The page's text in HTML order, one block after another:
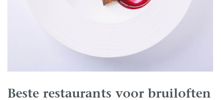
Beste restaurants voor bruiloften